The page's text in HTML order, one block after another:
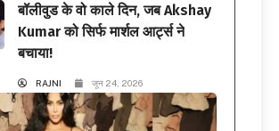
बॉलीवुड के वो काले दिन, जब Akshay
Kumar को सिर्फ मार्शल आर्ट्स ने
बचाया!
RAJNI जून 24, 2026